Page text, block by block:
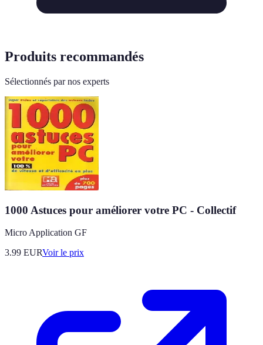
Produits recommandés
Sélectionnés par nos experts
1000 Astuces pour améliorer votre PC - Collectif
Micro Application GF
3.99 EURVoir le prix